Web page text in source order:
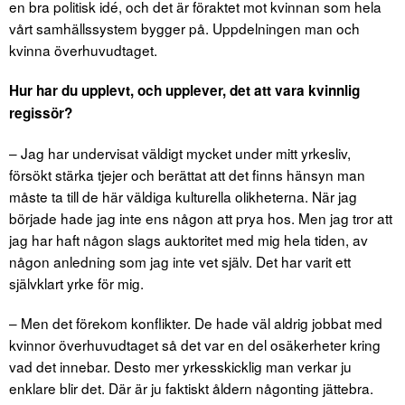
en bra politisk idé, och det är föraktet mot kvinnan som hela
vårt samhällssystem bygger på. Uppdelningen man och
kvinna överhuvudtaget.
Hur har du upplevt, och upplever, det att vara kvinnlig
regissör?
– Jag har undervisat väldigt mycket under mitt yrkesliv,
försökt stärka tjejer och berättat att det finns hänsyn man
måste ta till de här väldiga kulturella olikheterna. När jag
började hade jag inte ens någon att prya hos. Men jag tror att
jag har haft någon slags auktoritet med mig hela tiden, av
någon anledning som jag inte vet själv. Det har varit ett
självklart yrke för mig.
– Men det förekom konflikter. De hade väl aldrig jobbat med
kvinnor överhuvudtaget så det var en del osäkerheter kring
vad det innebar. Desto mer yrkesskicklig man verkar ju
enklare blir det. Där är ju faktiskt åldern någonting jättebra.